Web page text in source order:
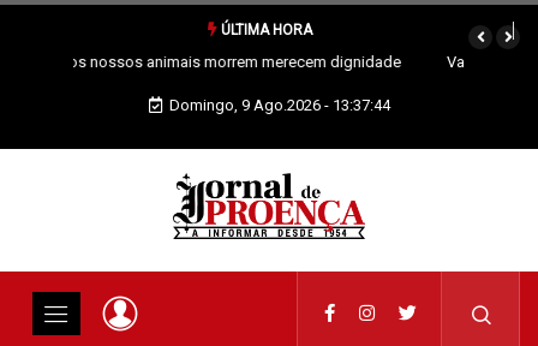
ÚLTIMA HORA
Vai Acontecer XIX Domingo Tempo Comum
Domingo, 9 Ago.2026 - 13:37:44